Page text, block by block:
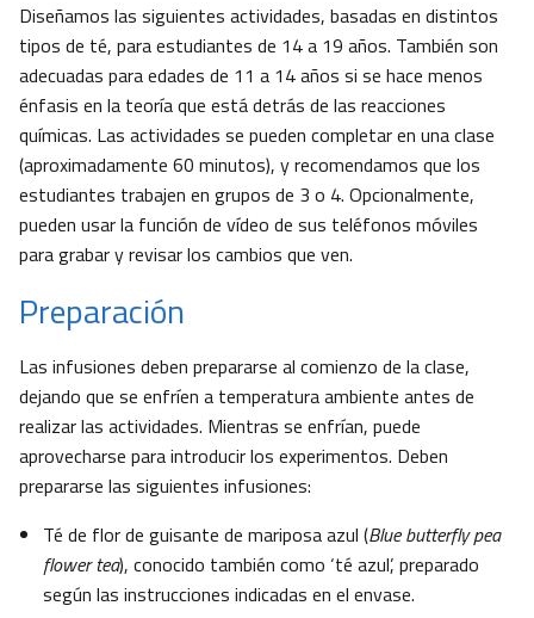
Diseñamos las siguientes actividades, basadas en distintos
tipos de té, para estudiantes de 14 a 19 años. También son
adecuadas para edades de 11 a 14 años si se hace menos
énfasis en la teoría que está detrás de las reacciones
químicas. Las actividades se pueden completar en una clase
(aproximadamente 60 minutos), y recomendamos que los
estudiantes trabajen en grupos de 3 o 4. Opcionalmente,
pueden usar la función de vídeo de sus teléfonos móviles
para grabar y revisar los cambios que ven.
Preparación
Las infusiones deben prepararse al comienzo de la clase,
dejando que se enfríen a temperatura ambiente antes de
realizar las actividades. Mientras se enfrían, puede
aprovecharse para introducir los experimentos. Deben
prepararse las siguientes infusiones:
Té de flor de guisante de mariposa azul (Blue butterfly pea
flower tea), conocido también como ‘té azul’, preparado
según las instrucciones indicadas en el envase.